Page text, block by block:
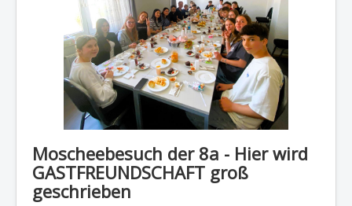
Moscheebesuch der 8a - Hier wird
GASTFREUNDSCHAFT groß
geschrieben